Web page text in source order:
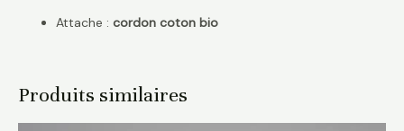
Attache : cordon coton bio
Produits similaires